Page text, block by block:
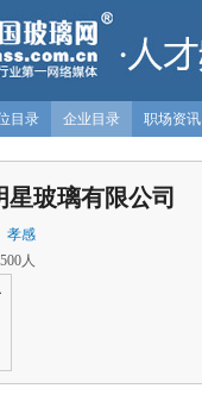
目录 企业目录 职场资讯
星玻璃有限公司
孝感
人